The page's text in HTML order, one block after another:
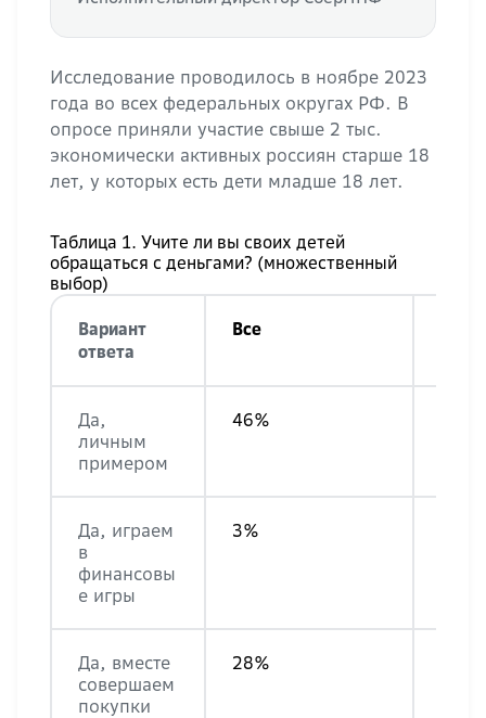
Исследование проводилось в ноябре 2023
года во всех федеральных округах РФ. В
опросе приняли участие свыше 2 тыс.
экономически активных россиян старше 18
лет, у которых есть дети младше 18 лет.
Таблица 1. Учите ли вы своих детей
обращаться с деньгами? (множественный
выбор)
Вариант
ответа
Все
Да,
личным
примером
46%
Да, играем
в
финансовы
е игры
3%
Да, вместе
совершаем
покупки
28%